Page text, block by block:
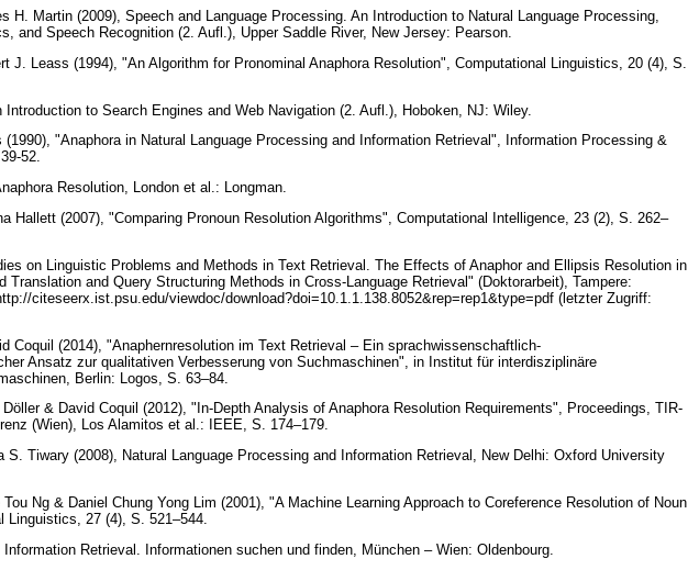
H. Martin (2009), Speech and Language Processing. An Introduction to Natural Language Processing,
and Speech Recognition (2. Aufl.), Upper Saddle River, New Jersey: Pearson.
J. Leass (1994), "An Algorithm for Pronominal Anaphora Resolution", Computational Linguistics, 20 (4), S.
Introduction to Search Engines and Web Navigation (2. Aufl.), Hoboken, NJ: Wiley.
(1990), "Anaphora in Natural Language Processing and Information Retrieval", Information Processing &
52.
Resolution, London et al.: Longman.
Hallett (2007), "Comparing Pronoun Resolution Algorithms", Computational Intelligence, 23 (2), S. 262–
on Linguistic Problems and Methods in Text Retrieval. The Effects of Anaphor and Ellipsis Resolution in
Translation and Query Structuring Methods in Cross-Language Retrieval" (Doktorarbeit), Tampere:
citeseerx.ist.psu.edu/viewdoc/download?doi=10.1.1.138.8052&rep=rep1&type=pdf (letzter Zugriff:
Coquil (2014), "Anaphernresolution im Text Retrieval – Ein sprachwissenschaftlich-
Ansatz zur qualitativen Verbesserung von Suchmaschinen", in Institut für interdisziplinäre
Berlin: Logos, S. 63–84.
& David Coquil (2012), "In-Depth Analysis of Anaphora Resolution Requirements", Proceedings, TIR-
(Wien), Los Alamitos et al.: IEEE, S. 174–179.
S. Tiwary (2008), Natural Language Processing and Information Retrieval, New Delhi: Oxford University
Ng & Daniel Chung Yong Lim (2001), "A Machine Learning Approach to Coreference Resolution of Noun
Linguistics, 27 (4), S. 521–544.
Retrieval. Informationen suchen und finden, München – Wien: Oldenbourg.